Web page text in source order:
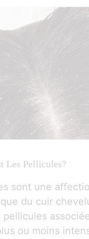
Les Pellicules?
sont une
du cuir
pellicules
ou moins